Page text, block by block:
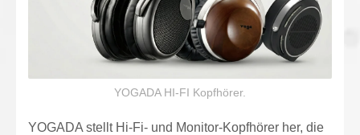
YOGADA HI-FI Kopfhörer.
YOGADA stellt Hi-Fi- und Monitor-Kopfhörer her, die